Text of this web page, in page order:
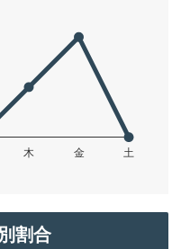
割合